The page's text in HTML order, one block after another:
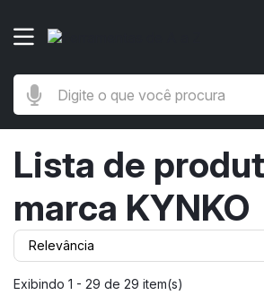
Digite o que você procura
Lista de
marca KYNKO
Relevância
Exibindo 1 - 29 de 29 item(s)